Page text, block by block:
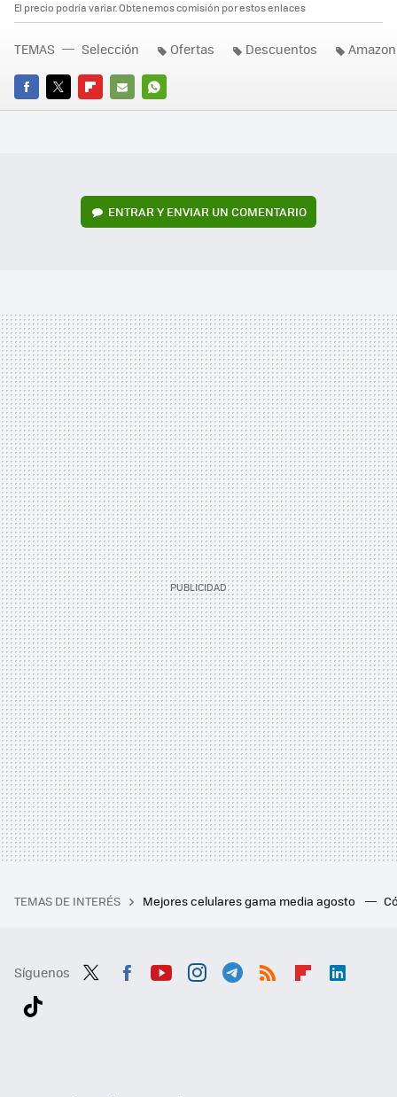
El precio podría variar. Obtenemos comisión por estos enlaces
FACEBOOK
TWITTERFLIPBOARD
E-
WHATSAPP
TEMAS Selección Ofertas Descuentos
ENTRAR Y ENVIAR UN COMENTARIO
TEMAS DE INTERÉS Mejores celulares gama media agosto
Síguenos